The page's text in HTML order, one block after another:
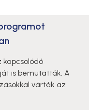
is bemutatták. A
várták az